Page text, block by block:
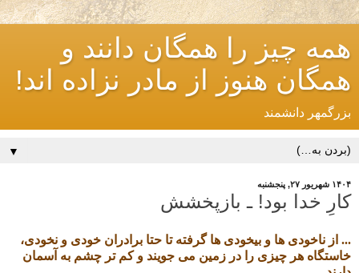
همه چیز را همگان دانند و
همگان هنوز از مادر نزاده اند!
بزرگمهر دانشمند
▼
۱۴۰۴ شهریور ۲۷, پنجشنبه
کارِ خدا بود! ـ بازپخشش
... از ناخودی ها و بیخودی ها گرفته تا حتا برادران خودی و نخودی،
خاستگاه هر چیزی را در زمین می جویند و کم تر چشم به آسمان